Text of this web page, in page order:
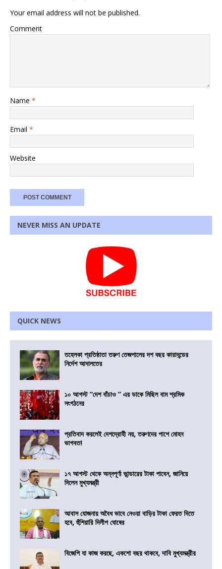
Your email address will not be published.
Comment
Name *
Email *
Website
NEVER MISS AN UPDATE
QUICK NEWS
তহেলকা প্রতিষ্ঠাতা তরুণ তেজপালের দশ বছর কারাদন্ডের
নির্দেশ আদালতের
১০ আগস্ট “দেশ বাঁচাও ” এর ডাকে মিছিল বাম শ্রমিক
সংগঠনের
প্রতিবাদ করলেই দেশদ্রোহী নয়, তরুণদের পাশে মোহন
ভাগবত!
১৭ আগস্ট থেকে অন্নপূর্ণা ভান্ডারের টাকা পাবেন, জানিয়ে
দিলেন মুখ্যমন্ত্রী
আবাস যোজনায় অবৈধ ভাবে নেওয়া বাড়ির টাকা ফেরত দিতে
হবে, হুঁশিয়ারি দিলীপ ঘোষের
বিজেপি যা কাজ করছে, একশো বছর থাকবে, দাবি মুখ্যমন্ত্রীর